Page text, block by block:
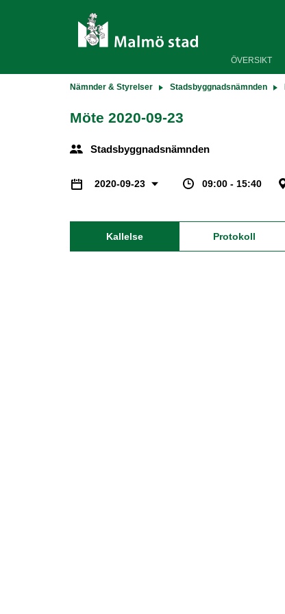
ÖVERSIKT
Nämnder & Styrelser Stadsbyggnadsnämnden
Möte 2020-09-23
Stadsbyggnadsnämnden
2020-09-23 09:00 - 15:40
Kallelse Protokoll